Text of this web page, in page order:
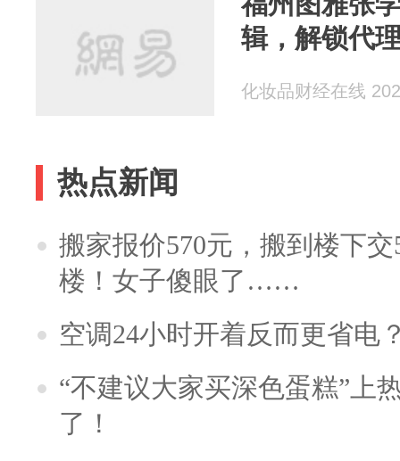
辑，解锁代
化妆品财经在线
热点新闻
搬家报价570元，搬到楼下
楼！女子傻眼了……
空调24小时开着反而更省电
“不建议大家买深色蛋糕”上
了！